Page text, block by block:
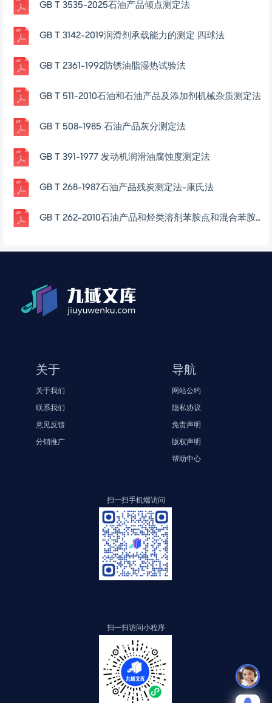
GB T 3535-2025石油产品倾点测定法
GB T 3142-2019润滑剂承载能力的测定 四球法
GB T 2361-1992防锈油脂湿热试验法
GB T 511-2010石油和石油产品及添加剂机械杂质测定法
GB T 508-1985 石油产品灰分测定法
GB T 391-1977 发动机润滑油腐蚀度测定法
GB T 268-1987石油产品残炭测定法-康氏法
GB T 262-2010石油产品和烃类溶剂苯胺点和混合苯胺点测定法
关于
关于我们
联系我们
意见反馈
分销推广
导航
网站公约
隐私协议
免责声明
版权声明
帮助中心
扫一扫手机端访问
扫一扫访问小程序